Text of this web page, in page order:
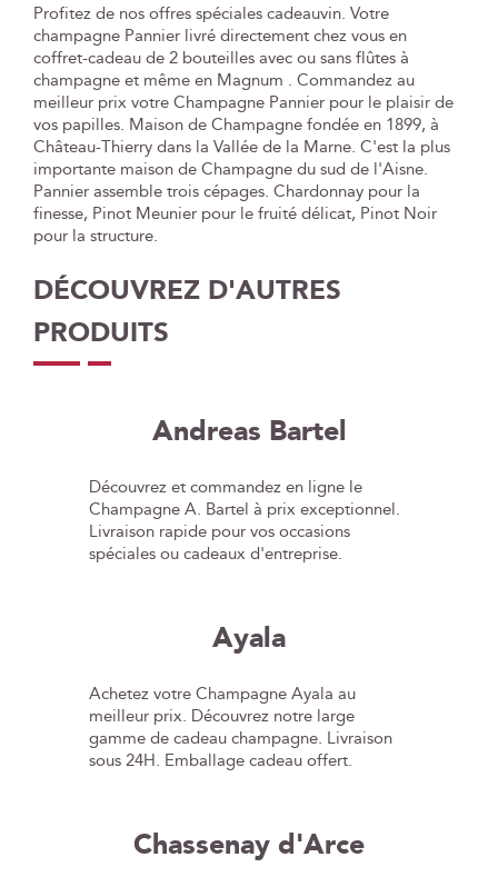
Profitez de nos offres spéciales cadeauvin. Votre
champagne Pannier livré directement chez vous en
coffret-cadeau de 2 bouteilles avec ou sans flûtes à
champagne et même en Magnum . Commandez au
meilleur prix votre Champagne Pannier pour le plaisir de
vos papilles. Maison de Champagne fondée en 1899, à
Château-Thierry dans la Vallée de la Marne. C'est la plus
importante maison de Champagne du sud de l'Aisne.
Pannier assemble trois cépages. Chardonnay pour la
finesse, Pinot Meunier pour le fruité délicat, Pinot Noir
pour la structure.
DÉCOUVREZ D'AUTRES
PRODUITS
Andreas Bartel
Découvrez et commandez en ligne le
Champagne A. Bartel à prix exceptionnel.
Livraison rapide pour vos occasions
spéciales ou cadeaux d'entreprise.
Ayala
Achetez votre Champagne Ayala au
meilleur prix. Découvrez notre large
gamme de cadeau champagne. Livraison
sous 24H. Emballage cadeau offert.
Chassenay d'Arce